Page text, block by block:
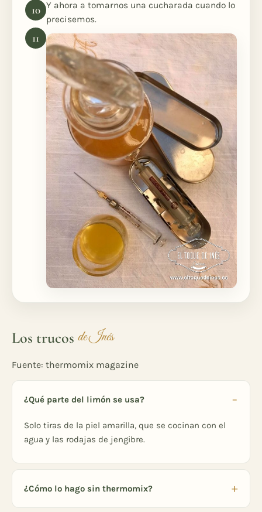
Y ahora a tomarnos una cucharada cuando lo
precisemos.
Los trucos de Inés
Fuente: thermomix magazine
¿Qué parte del limón se usa?
Solo tiras de la piel amarilla, que se cocinan con el
agua y las rodajas de jengibre.
¿Cómo lo hago sin thermomix?